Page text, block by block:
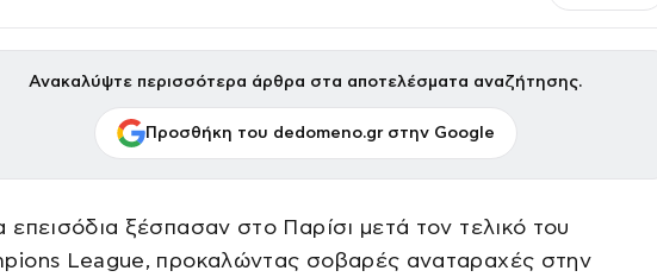
Ανακαλύψτε περισσότερα άρθρα στα αποτελέσματα αναζήτησης.
Προσθήκη του dedomeno.gr στην Google
επεισόδια ξέσπασαν στο Παρίσι μετά τον τελικό του
League, προκαλώντας σοβαρές αναταραχές στην